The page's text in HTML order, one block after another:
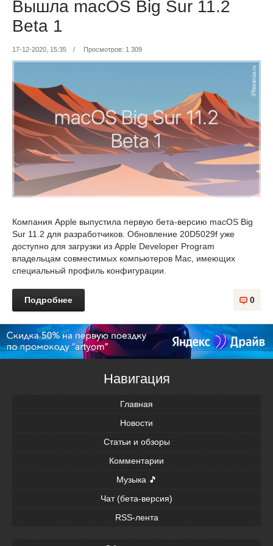
Вышла macOS Big Sur 11.2
Beta 1
17-12-2020, 15:35 / Просмотров: 1 309
Компания Apple выпустила первую бета-версию macOS Big
Sur 11.2 для разработчиков. Обновление 20D5029f уже
доступно для загрузки из Apple Developer Program
владельцам совместимых компьютеров Mac, имеющих
специальный профиль конфигурации.
Подробнее 0
Навигация
Главная
Новости
Статьи и обзоры
Комментарии
Музыка 🎵
Чат (бета-версия)
RSS-лента